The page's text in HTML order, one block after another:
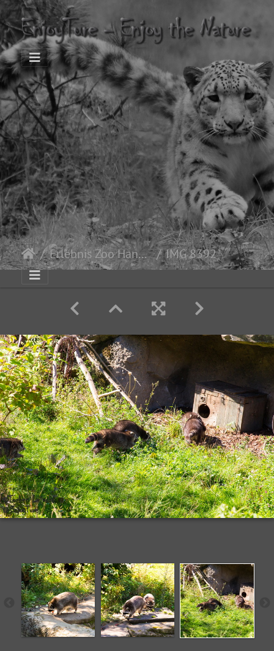
Erlebnis Zoo Hannover IMG 8392